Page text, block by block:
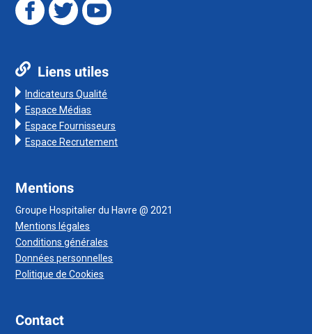
Liens utiles
Indicateurs Qualité
Espace Médias
Espace Fournisseurs
Espace Recrutement
Mentions
Groupe Hospitalier du Havre @ 2021
Mentions légales
Conditions générales
Données personnelles
Politique de Cookies
Contact